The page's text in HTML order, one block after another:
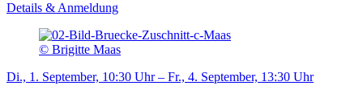
Details & Anmeldung
© Brigitte Maas
Di., 1. September, 10:30 Uhr – Fr., 4. September, 13:30 Uhr